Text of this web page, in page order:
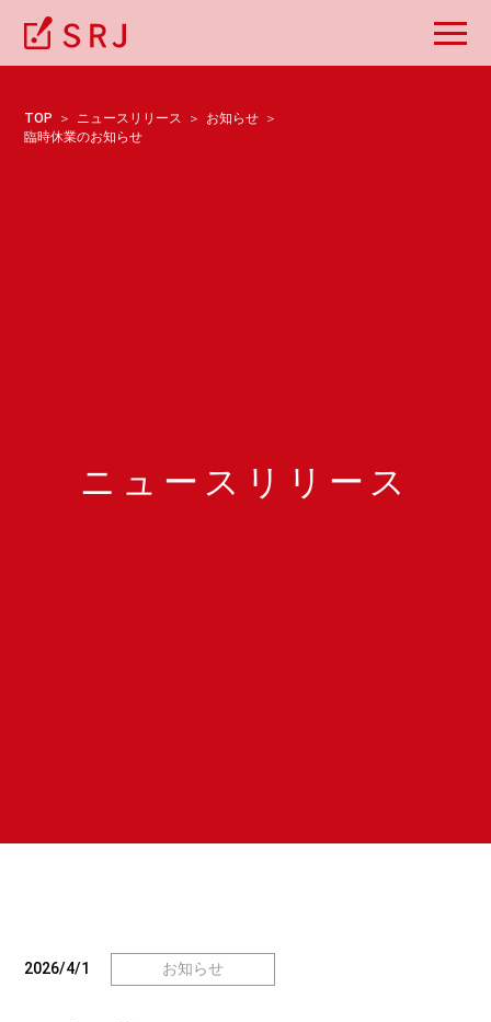
TOP ニュースリリース
お知らせ
臨時休業のお知らせ
ニュースリリース
2026/4/1 お知らせ